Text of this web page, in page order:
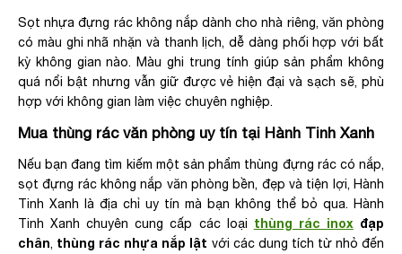
Sọt nhựa đựng rác không nắp dành cho nhà riêng, văn phòng
có màu ghi nhã nhặn và thanh lịch, dễ dàng phối hợp với bất
kỳ không gian nào. Màu ghi trung tính giúp sản phẩm không
quá nổi bật nhưng vẫn giữ được vẻ hiện đại và sạch sẽ, phù
hợp với không gian làm việc chuyên nghiệp.
Mua thùng rác văn phòng uy tín tại Hành Tinh Xanh
Nếu bạn đang tìm kiếm một sản phẩm thùng đựng rác có nắp,
sọt đựng rác không nắp văn phòng bền, đẹp và tiện lợi, Hành
Tinh Xanh là địa chỉ uy tín mà bạn không thể bỏ qua. Hành
Tinh Xanh chuyên cung cấp các loại thùng rác inox đạp
chân, thùng rác nhựa nắp lật với các dung tích từ nhỏ đến